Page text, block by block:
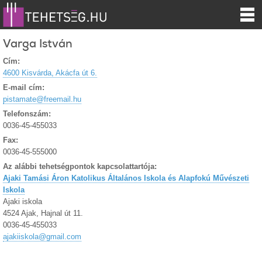
Varga István
Cím:
4600 Kisvárda, Akácfa út 6.
E-mail cím:
pistamate@freemail.hu
Telefonszám:
0036-45-455033
Fax:
0036-45-555000
Az alábbi tehetségpontok kapcsolattartója:
Ajaki Tamási Áron Katolikus Általános Iskola és Alapfokú Művészeti
Iskola
Ajaki iskola
4524 Ajak, Hajnal út 11.
0036-45-455033
ajakiiskola@gmail.com